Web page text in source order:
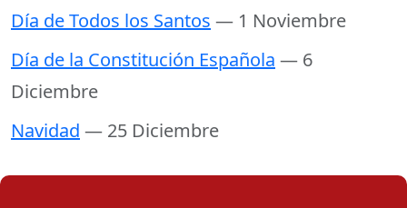
Día de Todos los Santos — 1 Noviembre
Día de la Constitución Española — 6
Diciembre
Navidad — 25 Diciembre